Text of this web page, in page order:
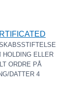
HOLDING ELLER
ORDRE PÅ
DATTER 4